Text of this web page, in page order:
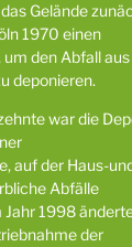
Gelände
1970 einen
den Abfall
deponieren.
war die
auf der Haus-
Abfälle
Jahr 1998
der